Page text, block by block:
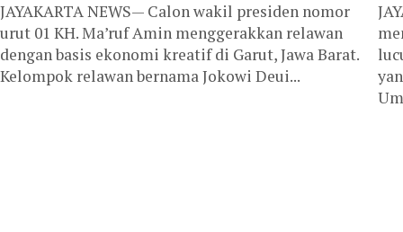
JAYAKARTA NEWS— Calon wakil presiden nomor
urut 01 KH. Ma’ruf Amin menggerakkan relawan
dengan basis ekonomi kreatif di Garut, Jawa Barat.
Kelompok relawan bernama Jokowi Deui...